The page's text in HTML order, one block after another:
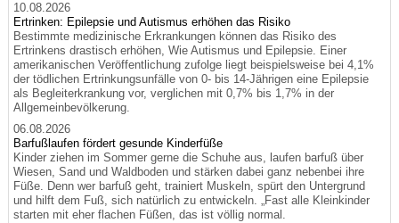
10.08.2026
Ertrinken: Epilepsie und Autismus erhöhen das Risiko
Bestimmte medizinische Erkrankungen können das Risiko des
Ertrinkens drastisch erhöhen, Wie Autismus und Epilepsie. Einer
amerikanischen Veröffentlichung zufolge liegt beispielsweise bei 4,1%
der tödlichen Ertrinkungsunfälle von 0- bis 14-Jährigen eine Epilepsie
als Begleiterkrankung vor, verglichen mit 0,7% bis 1,7% in der
Allgemeinbevölkerung.
06.08.2026
Barfußlaufen fördert gesunde Kinderfüße
Kinder ziehen im Sommer gerne die Schuhe aus, laufen barfuß über
Wiesen, Sand und Waldboden und stärken dabei ganz nebenbei ihre
Füße. Denn wer barfuß geht, trainiert Muskeln, spürt den Untergrund
und hilft dem Fuß, sich natürlich zu entwickeln. „Fast alle Kleinkinder
starten mit eher flachen Füßen, das ist völlig normal.